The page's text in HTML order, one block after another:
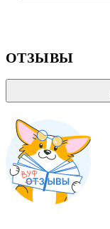
ОТЗЫВЫ